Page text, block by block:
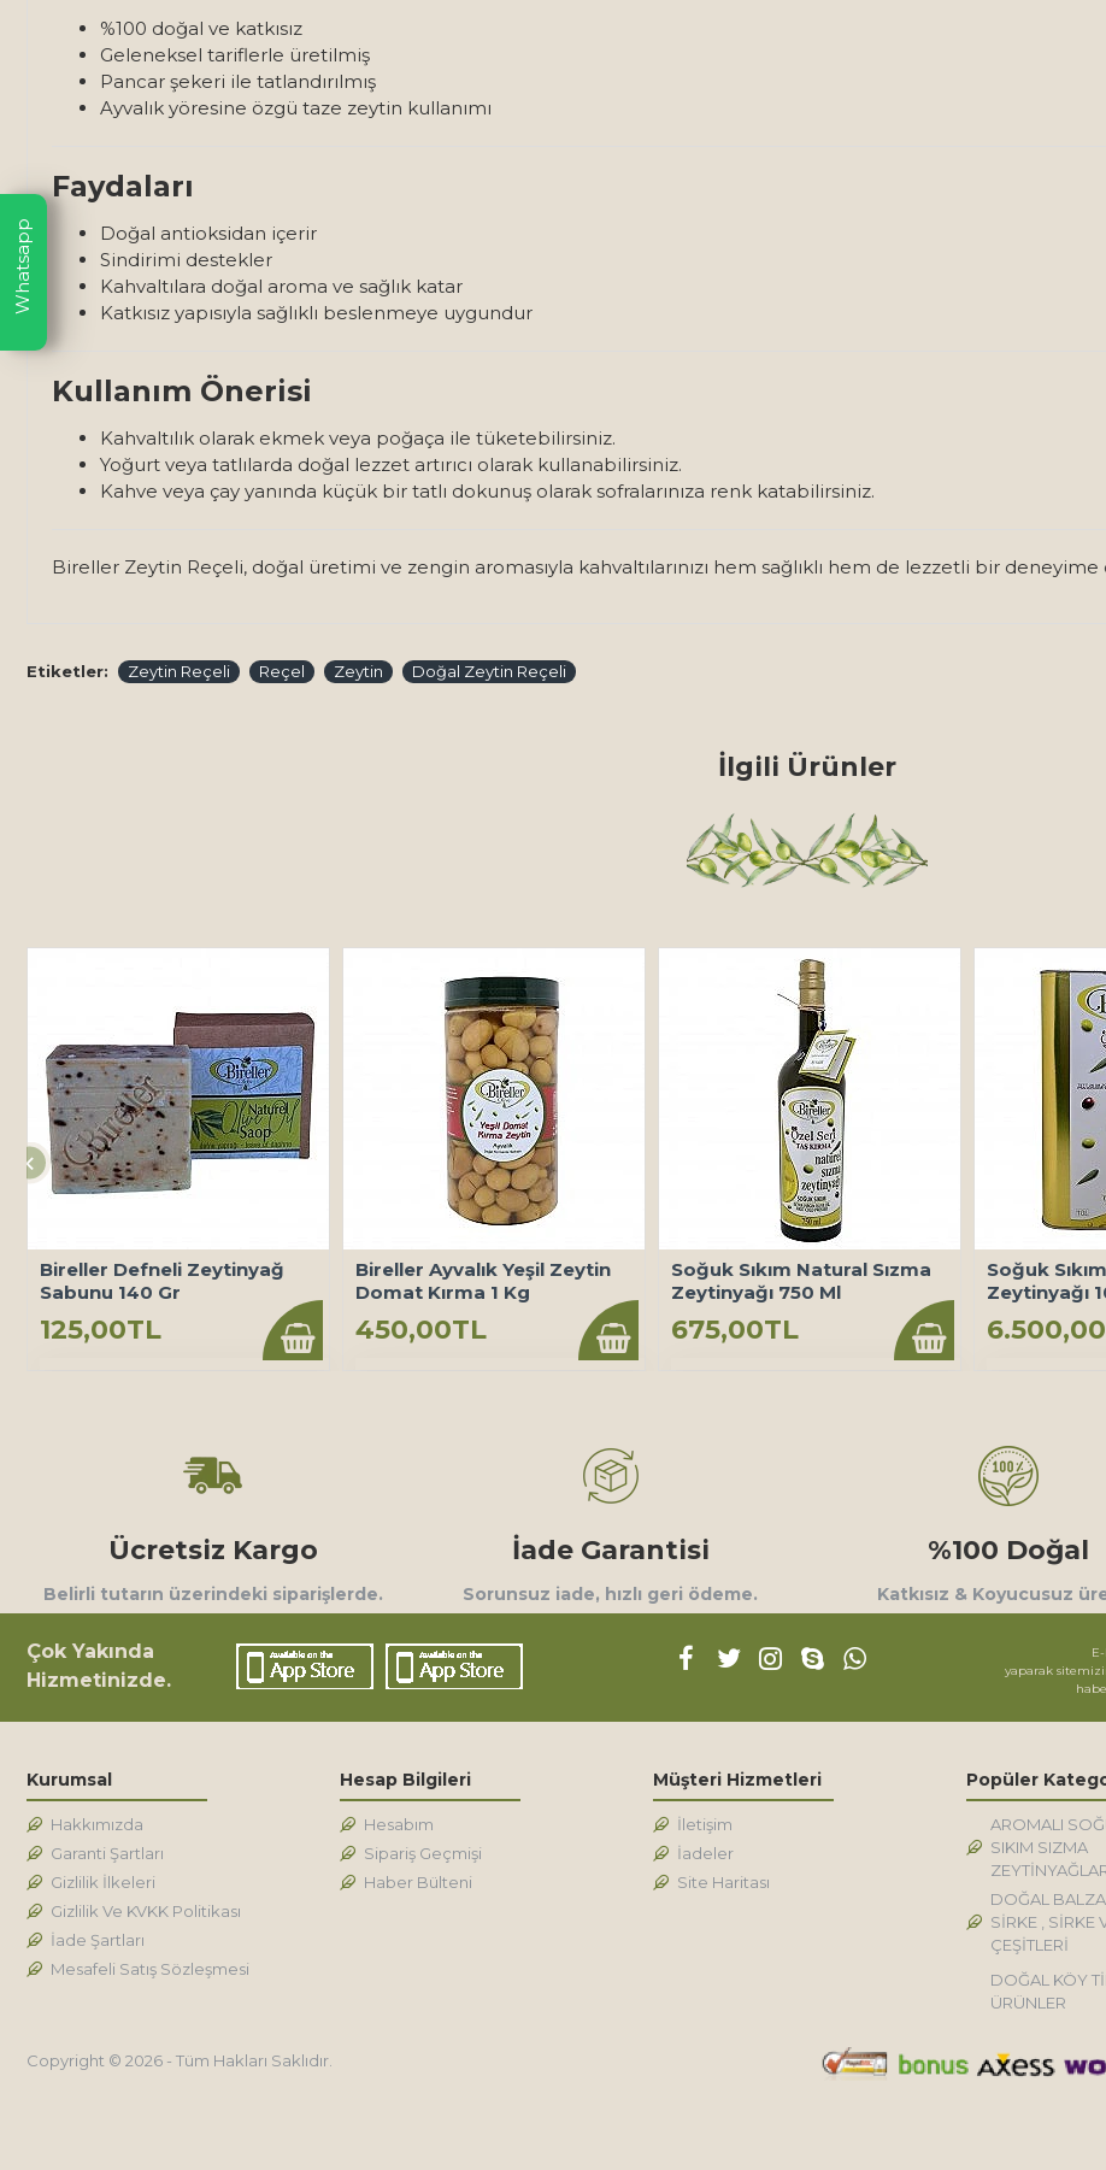
%100 doğal ve katkısız
Geleneksel tariflerle üretilmiş
Pancar şekeri ile tatlandırılmış
Ayvalık yöresine özgü taze zeytin kullanımı
Faydaları
Doğal antioksidan içerir
Sindirimi destekler
Kahvaltılara doğal aroma ve sağlık katar
Katkısız yapısıyla sağlıklı beslenmeye uygundur
Kullanım Önerisi
Kahvaltılık olarak ekmek veya poğaça ile tüketebilirsiniz.
Yoğurt veya tatlılarda doğal lezzet artırıcı olarak kullanabilirsiniz.
Kahve veya çay yanında küçük bir tatlı dokunuş olarak sofralarınıza renk katabilirsiniz.
Bireller Zeytin Reçeli, doğal üretimi ve zengin aromasıyla kahvaltılarınızı hem sağlıklı hem de lezzetli bir
Etiketler: Zeytin Reçeli Reçel Zeytin Doğal Zeytin Reçeli
İlgili Ürünler
Bireller Defneli Zeytinyağ
Sabunu 140 Gr
125,00TL
Bireller Ayvalık Yeşil Zeytin
Domat Kırma 1 Kg
450,00TL
Soğuk Sıkım Natural Sızma
Zeytinyağı 750 Ml
675,00TL
Soğuk
Zeytinyağı
Ücretsiz Kargo
Belirli tutarın üzerindeki siparişlerde.
İade Garantisi
Sorunsuz iade, hızlı geri ödeme.
%100 Doğal
Katkısız & Koyucusuz
Çok Yakında
Hizmetinizde.
yaparak
Kurumsal
Hakkımızda
Garanti Şartları
Gizlilik İlkeleri
Gizlilik Ve KVKK Politikası
İade Şartları
Mesafeli Satış Sözleşmesi
Hesap Bilgileri
Hesabım
Sipariş Geçmişi
Haber Bülteni
Müşteri Hizmetleri
İletişim
İadeler
Site Haritası
Popüler
AROMALI
SIKIM SIZMA
DOĞAL
SİRKE , SİRKE
ÇEŞİTLERİ
Copyright © 2026 - Tüm Hakları Saklıdır.
Whatsapp